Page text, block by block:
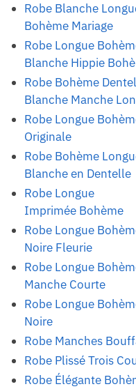
Robe Blanche
Bohème Mariage
Robe Longue
Blanche Hippie
Robe Bohème
Blanche Manche
Robe Longue
Originale
Robe Bohème
Blanche en Dentelle
Robe Longue
Imprimée Bohème
Robe Longue
Noire Fleurie
Robe Longue
Manche Courte
Robe Longue
Noire
Robe Manches
Robe Plissé Trois
Robe Élégante